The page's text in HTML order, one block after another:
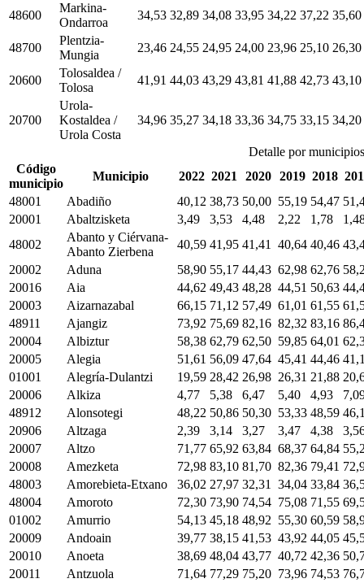
48600
Markina-
Ondarroa
34,53 32,89 34,08 33,95 34,22 37,22 35,60
48700
Plentzia-
Mungia
23,46 24,55 24,95 24,00 23,96 25,10 26,30
20600
Tolosaldea /
Tolosa
41,91 44,03 43,29 43,81 41,88 42,73 43,10
20700
Urola-
Kostaldea /
Urola Costa
34,96 35,27 34,18 33,36 34,75 33,15 34,20
Detalle por municipios
Código
municipio
Municipio 2022 2021 2020 2019 2018
48001
Abadiño 40,12 38,73 50,00 55,19 54,47
20001
Abaltzisketa 3,49 3,53 4,48 2,22 1,78
48002
Abanto y Ciérvana-
Abanto Zierbena
40,59 41,95 41,41 40,64 40,46
20002
Aduna 58,90 55,17 44,43 62,98 62,76
20016
Aia 44,62 49,43 48,28 44,51 50,63
20003
Aizarnazabal 66,15 71,12 57,49 61,01 61,55
48911
Ajangiz 73,92 75,69 82,16 82,32 83,16
20004
Albiztur 58,38 62,79 62,50 59,85 64,01
20005
Alegia 51,61 56,09 47,64 45,41 44,46
01001
Alegría-Dulantzi 19,59 28,42 26,98 26,31 21,88
20006
Alkiza 4,77 5,38 6,47 5,40 4,93
48912
Alonsotegi 48,22 50,86 50,30 53,33 48,59
20906
Altzaga 2,39 3,14 3,27 3,47 4,38
20007
Altzo 71,77 65,92 63,84 68,37 64,84
20008
Amezketa 72,98 83,10 81,70 82,36 79,41
48003
Amorebieta-Etxano 36,02 27,97 32,31 34,04 33,84
48004
Amoroto 72,30 73,90 74,54 75,08 71,55
01002
Amurrio 54,13 45,18 48,92 55,30 60,59
20009
Andoain 39,77 38,15 41,53 43,92 44,05
20010
Anoeta 38,69 48,04 43,77 40,72 42,36
20011
Antzuola 71,64 77,29 75,20 73,96 74,53